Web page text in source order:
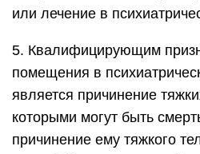
или лечение в
5. Квалифицирующим
помещения в
является причинение
которыми могут быть
причинение ему тяжкого